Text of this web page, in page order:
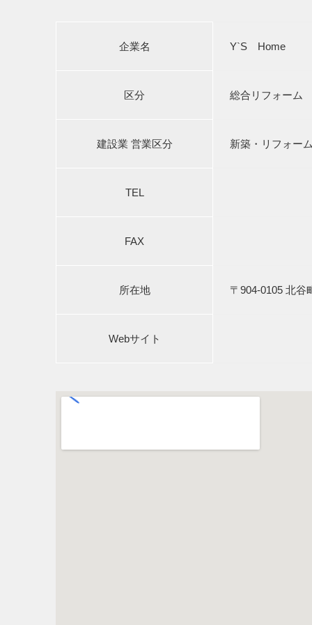
企業名 Y`S Home
区分 総合リフォーム
建設業 営業区分 新築・リフォー
TEL
FAX
所在地 〒904-0105 北
Webサイト